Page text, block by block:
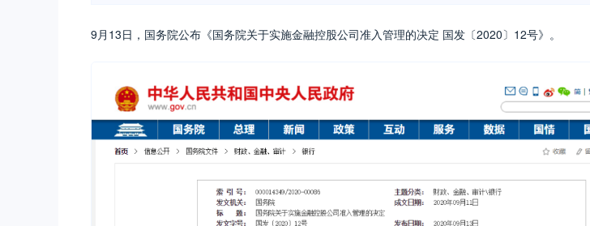
9月13日，国务院公布《国务院关于实施金融控股公司准入管理的决定 国发〔2020〕12号》。